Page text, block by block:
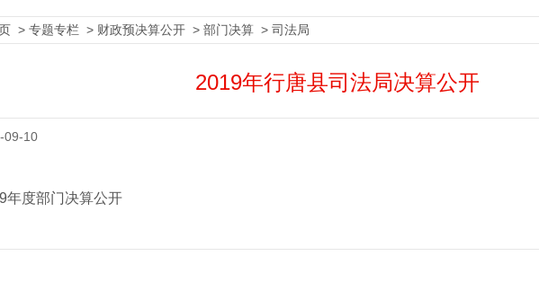
> 专题专栏 > 财政预决算公开 > 部门决算 > 司法局
2019年行唐县司法局决算公开
09-10
年度部门决算公开